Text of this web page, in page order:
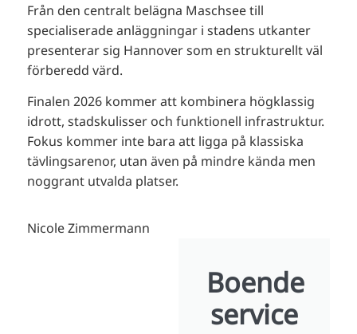
Från den centralt belägna Maschsee till
specialiserade anläggningar i stadens utkanter
presenterar sig Hannover som en strukturellt väl
förberedd värd.
Finalen 2026 kommer att kombinera högklassig
idrott, stadskulisser och funktionell infrastruktur.
Fokus kommer inte bara att ligga på klassiska
tävlingsarenor, utan även på mindre kända men
noggrant utvalda platser.
Nicole Zimmermann
Boende
service